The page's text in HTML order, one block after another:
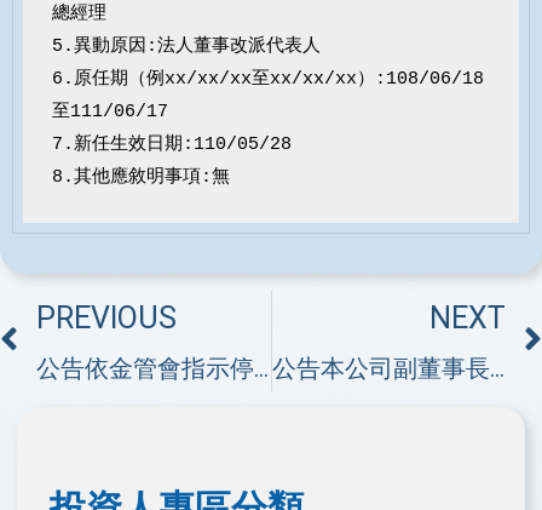
總經理
5.異動原因:法人董事改派代表人
6.原任期（例xx/xx/xx至xx/xx/xx）:108/06/18
至111/06/17
7.新任生效日期:110/05/28
8.其他應敘明事項:無
PREVIOUS
公告依金管會指示停止召開原訂股東會
NEXT
公告本公司副董事長自然解任